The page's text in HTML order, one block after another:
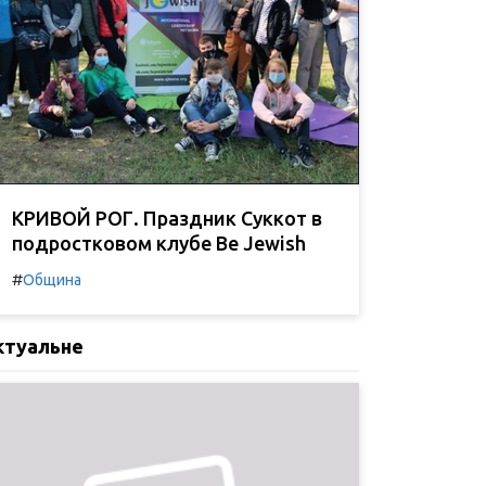
КРИВОЙ РОГ. Праздник Суккот в
подростковом клубе Be Jewish
#Община